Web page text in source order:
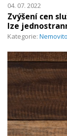
04. 07. 2022
Zvýšení cen
lze
Kategorie: